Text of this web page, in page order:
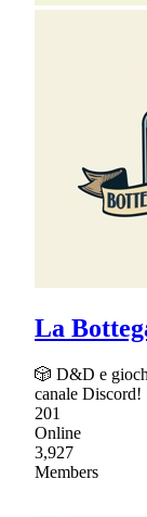
La
🎲 D&D e
canale Discord!
201
Online
3,927
Members